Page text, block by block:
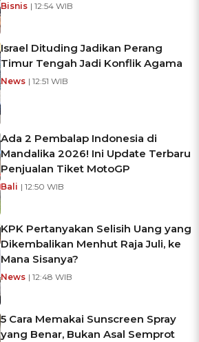
Bisnis | 12:54 WIB
Israel Dituding Jadikan Perang
Timur Tengah Jadi Konflik Agama
News | 12:51 WIB
Ada 2 Pembalap Indonesia di
Mandalika 2026! Ini Update Terbaru
Penjualan Tiket MotoGP
Bali | 12:50 WIB
KPK Pertanyakan Selisih Uang yang
Dikembalikan Menhut Raja Juli, ke
Mana Sisanya?
News | 12:48 WIB
5 Cara Memakai Sunscreen Spray
yang Benar, Bukan Asal Semprot